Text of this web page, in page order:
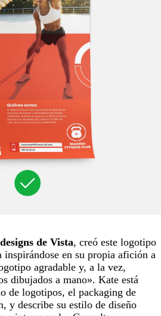
de Vista, creó este logotipo
en su propia afición a
agradable y, a la vez,
dibujados a mano». Kate está
de logotipos, el packaging de
y describe su estilo de diseño